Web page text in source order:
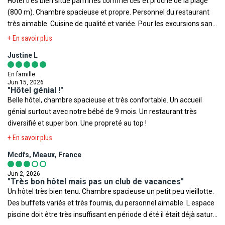
excursions privées avec Les Urbains Sauvages (voir leur site). Des
guides passionnés, chaleureux et professionnels qui nous ont fait
découvrir des lieux magnifiques, bien loin des visites attrape-
expérience que nous recommandons sans hésiter ! Concernant
Albufeira, notre avis est plus mitigé. La ville est animée, mais il
faut vraiment sortir des secteurs les plus touristiques pour
découvrir les plus beaux paysages et le vrai charme de l'Algarve.
(800 m). Chambre spacieuse et propre. Personnel du restaurant
très aimable. Cuisine de qualité et variée. Pour les excursions sans
guide, prenez un taxi, ça vous coûtera moins cher. Equipe
spécial à Alassane, le chef de centre, pour son accueil, sa
gentillesse et sa disponibilité tout au long de notre séjour. Seul
bémol: hôtel mal insonorisé et bruyant suite au comportement
irrespectueux de certains vacanciers. N'hésitez pas à demander à
changer de chambre ! Seulement quelques personnes à la
réception parlent français et tous les chauffeurs que nous avons
rencontrés sont très désagréables dont celui de la navette de
l'hôtel !
+ En savoir plus
Justine L
En famille
Jun 15, 2026
"Hôtel génial !"
Belle hôtel, chambre spacieuse et très confortable. Un accueil
génial surtout avec notre bébé de 9 mois. Un restaurant très
diversifié et super bon. Une propreté au top !
+ En savoir plus
Mcdfs, Meaux, France
Jun 2, 2026
"Très bon hôtel mais pas un club de vacances"
Un hôtel très bien tenu. Chambre spacieuse un petit peu vieillotte.
Des buffets variés et très fournis, du personnel aimable. L espace
piscine doit être très insuffisant en période d été il était déjà saturé